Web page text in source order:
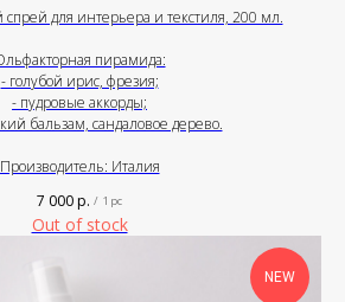
для интерьера и текстиля, 200 мл.
пирамида:
- голубой ирис, фрезия;
- пудровые аккорды;
бальзам, сандаловое дерево.
Производитель: Италия
7 000р. / 1 pc
Out of stock
NEW